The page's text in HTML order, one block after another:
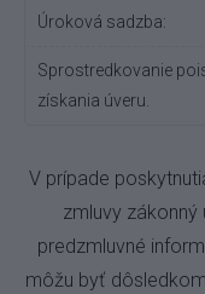
Úroková sadzba:
Sprostredkovanie
získania úveru.
V prípade
zmluvy zákonný
predzmluvné
môžu byť